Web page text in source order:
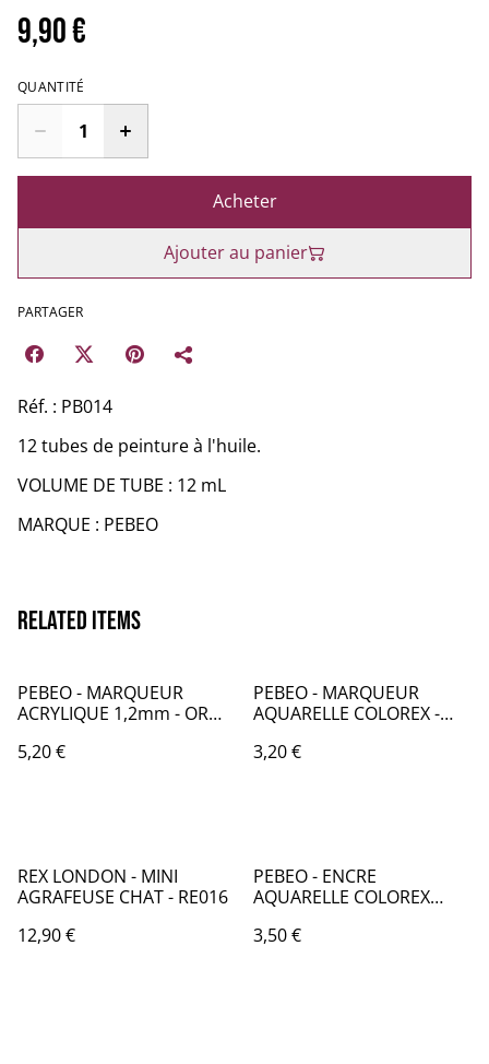
9,90 €
QUANTITÉ
Acheter
Ajouter au panier
PARTAGER
Réf. : PB014
12 tubes de peinture à l'huile.
VOLUME DE TUBE : 12 mL
MARQUE : PEBEO
Related items
PEBEO - MARQUEUR
ACRYLIQUE 1,2mm - OR
5,20 €
PEBEO - MARQUEUR
AQUARELLE COLOREX -
PB010058
3,20 €
REX LONDON - MINI
AGRAFEUSE CHAT - RE016
12,90 €
PEBEO - ENCRE
AQUARELLE COLOREX
3,50 €